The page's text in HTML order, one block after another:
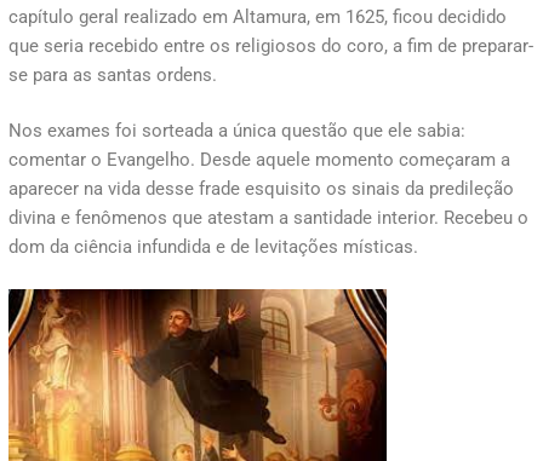
capítulo geral realizado em Altamura, em 1625, ficou decidido
que seria recebido entre os religiosos do coro, a fim de preparar-
se para as santas ordens.
Nos exames foi sorteada a única questão que ele sabia:
comentar o Evangelho. Desde aquele momento começaram a
aparecer na vida desse frade esquisito os sinais da predileção
divina e fenômenos que atestam a santidade interior. Recebeu o
dom da ciência infundida e de levitações místicas.